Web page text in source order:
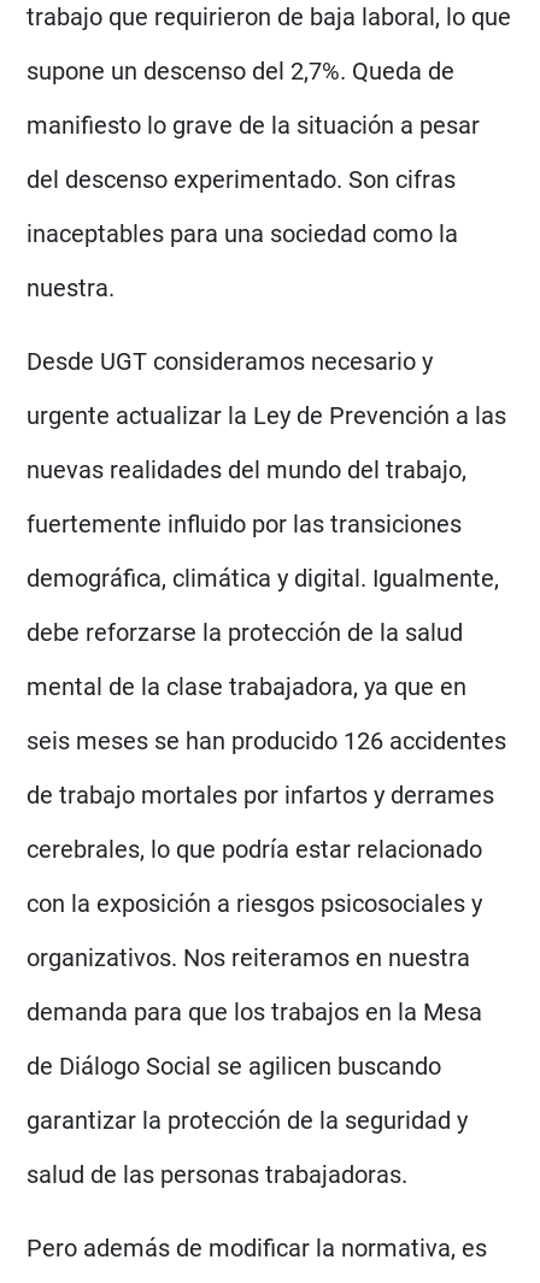
trabajo que requirieron de baja laboral, lo que
supone un descenso del 2,7%. Queda de
manifiesto lo grave de la situación a pesar
del descenso experimentado. Son cifras
inaceptables para una sociedad como la
nuestra.
Desde UGT consideramos necesario y
urgente actualizar la Ley de Prevención a las
nuevas realidades del mundo del trabajo,
fuertemente influido por las transiciones
demográfica, climática y digital. Igualmente,
debe reforzarse la protección de la salud
mental de la clase trabajadora, ya que en
seis meses se han producido 126 accidentes
de trabajo mortales por infartos y derrames
cerebrales, lo que podría estar relacionado
con la exposición a riesgos psicosociales y
organizativos. Nos reiteramos en nuestra
demanda para que los trabajos en la Mesa
de Diálogo Social se agilicen buscando
garantizar la protección de la seguridad y
salud de las personas trabajadoras.
Pero además de modificar la normativa, es